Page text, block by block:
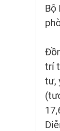
Bộ
trí
tư,